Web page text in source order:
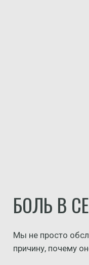
БОЛЬ В
Мы не просто
причину, почему